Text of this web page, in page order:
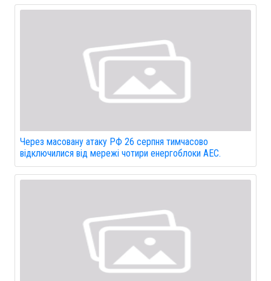
Через масовану атаку РФ 26 серпня тимчасово
відключилися від мережі чотири енергоблоки АЕС.